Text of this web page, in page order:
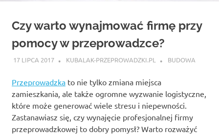
Czy warto wynajmować firmę przy
pomocy w przeprowadzce?
17 LIPCA 2017 KUBALAK-PRZEPROWADZKI.PL BUDOWA
Przeprowadzka to nie tylko zmiana miejsca
zamieszkania, ale także ogromne wyzwanie logistyczne,
które może generować wiele stresu i niepewności.
Zastanawiasz się, czy wynajęcie profesjonalnej firmy
przeprowadzkowej to dobry pomysł? Warto rozważyć